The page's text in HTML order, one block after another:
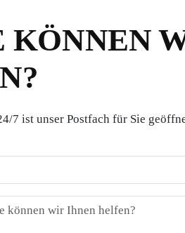
KÖNNEN
7 ist unser Postfach für Sie